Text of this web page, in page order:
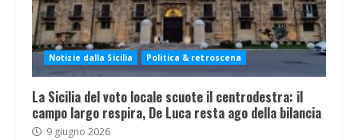
Notizie dalla Sicilia Politica & retroscena
La Sicilia del voto locale scuote il centrodestra: il
campo largo respira, De Luca resta ago della bilancia
9 giugno 2026